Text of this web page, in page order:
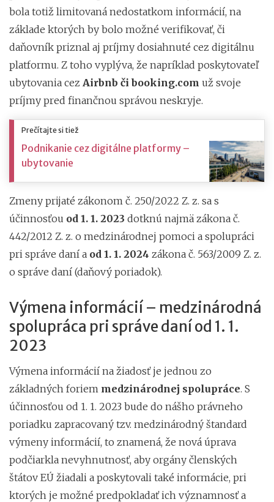
bola totiž limitovaná nedostatkom informácií, na
základe ktorých by bolo možné verifikovať, či
daňovník priznal aj príjmy dosiahnuté cez digitálnu
platformu. Z toho vyplýva, že napríklad poskytovateľ
ubytovania cez Airbnb či booking.com už svoje
príjmy pred finančnou správou neskryje.
Prečítajte si tiež
Podnikanie cez digitálne platformy –
ubytovanie
Zmeny prijaté zákonom č. 250/2022 Z. z. sa s
účinnosťou od 1. 1. 2023 dotknú najmä zákona č.
442/2012 Z. z. o medzinárodnej pomoci a spolupráci
pri správe daní a od 1. 1. 2024 zákona č. 563/2009 Z. z.
o správe daní (daňový poriadok).
Výmena informácií – medzinárodná
spolupráca pri správe daní od 1. 1.
2023
Výmena informácií na žiadosť je jednou zo
základných foriem medzinárodnej spolupráce. S
účinnosťou od 1. 1. 2023 bude do nášho právneho
poriadku zapracovaný tzv. medzinárodný štandard
výmeny informácií, to znamená, že nová úprava
podčiarkla nevyhnutnosť, aby orgány členských
štátov EÚ žiadali a poskytovali také informácie, pri
ktorých je možné predpokladať ich významnosť a